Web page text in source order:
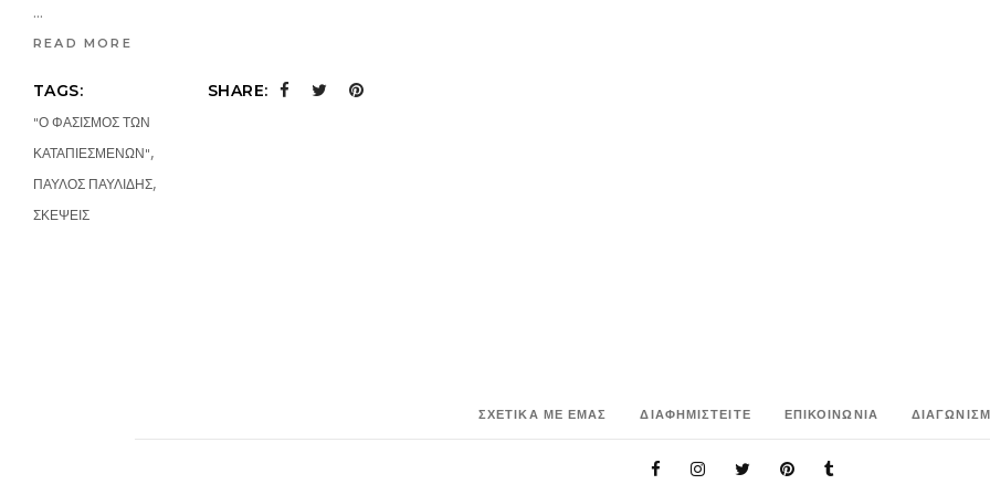
READ MORE
TAGS:
"Ο ΦΑΣΙΣΜΟΣ ΤΩΝ
ΚΑΤΑΠΙΕΣΜΕΝΩΝ",
ΠΑΥΛΟΣ ΠΑΥΛΙΔΗΣ,
ΣΚΕΨΕΙΣ
SHARE:
ΣΧΕΤΙΚΑ ΜΕ ΕΜΑΣ ΔΙΑΦΗΜΙΣΤΕΙΤΕ ΕΠΙΚΟΙΝΩΝΙΑ